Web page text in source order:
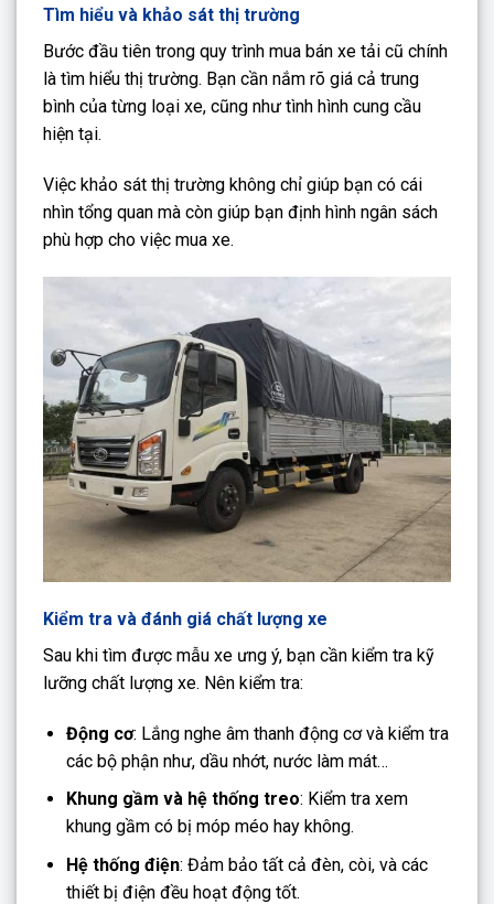
Tìm hiểu và khảo sát thị trường
Bước đầu tiên trong quy trình mua bán xe tải cũ chính
là tìm hiểu thị trường. Bạn cần nắm rõ giá cả trung
bình của từng loại xe, cũng như tình hình cung cầu
hiện tại.
Việc khảo sát thị trường không chỉ giúp bạn có cái
nhìn tổng quan mà còn giúp bạn định hình ngân sách
phù hợp cho việc mua xe.
Kiểm tra và đánh giá chất lượng xe
Sau khi tìm được mẫu xe ưng ý, bạn cần kiểm tra kỹ
lưỡng chất lượng xe. Nên kiểm tra:
Động cơ: Lắng nghe âm thanh động cơ và kiểm tra
các bộ phận như, dầu nhớt, nước làm mát…
Khung gầm và hệ thống treo: Kiểm tra xem
khung gầm có bị móp méo hay không.
Hệ thống điện: Đảm bảo tất cả đèn, còi, và các
thiết bị điện đều hoạt động tốt.